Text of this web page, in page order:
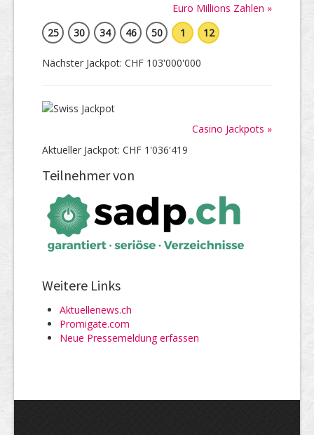
Euro Millions Zahlen »
25
30 34 46 50 1 12
Nächster Jackpot: CHF 103'000'000
Casino Jackpots »
Aktueller Jackpot: CHF 1'036'419
Teilnehmer von
Weitere Links
Aktuellenews.ch
Promigate.com
Neue Pressemeldung erfassen